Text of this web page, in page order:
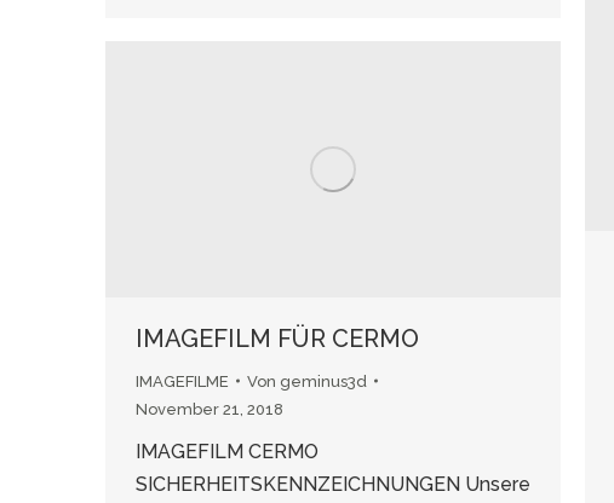
IMAGEFILM FÜR CERMO
IMAGEFILME Von geminus3d
November 21, 2018
IMAGEFILM CERMO
SICHERHEITSKENNZEICHNUNGEN Unsere